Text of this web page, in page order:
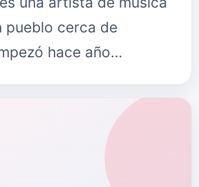
pueblo cerca de
hace año…